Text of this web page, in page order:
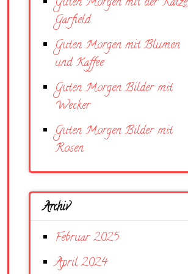
Garfield
Guten Morgen mit Blumen
und Kaffee
Guten Morgen Bilder mit
Wecker
Guten Morgen Bilder mit
Rosen
Archiv
Februar 2025
April 2024